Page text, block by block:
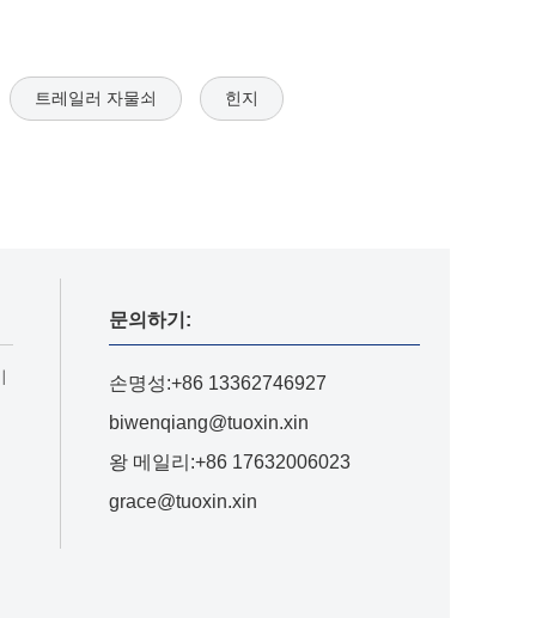
트레일러 자물쇠 힌지
문의하기:
손명성:+86 13362746927
biwenqiang@tuoxin.xin
왕 메일리:+86 17632006023
grace@tuoxin.xin